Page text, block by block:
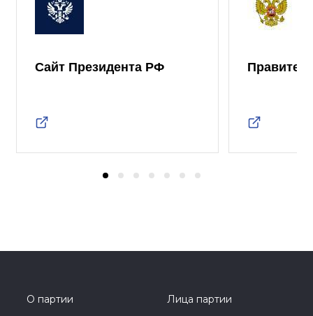
Сайт Президента РФ
О партии
Лица партии